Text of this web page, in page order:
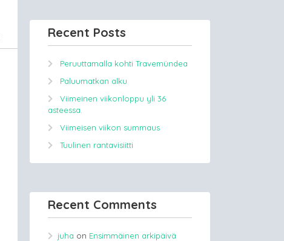
Recent Posts
Peruuttamalla kohti Travemündea
Paluumatkan alku
Viimeinen viikonloppu yli 36
asteessa.
Viimeisen viikon summaus
Tuulinen rantavisiitti
Recent Comments
juha on Ensimmäinen arkipäivä